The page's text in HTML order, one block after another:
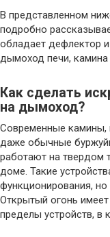
В представленном
подробно
обладает дефлектор
дымоход печи, камина
Как сделать
на дымоход?
Современные камины,
даже обычные
работают на твердом
доме. Такие
функционирования,
Открытый огонь
пределы устройств, в